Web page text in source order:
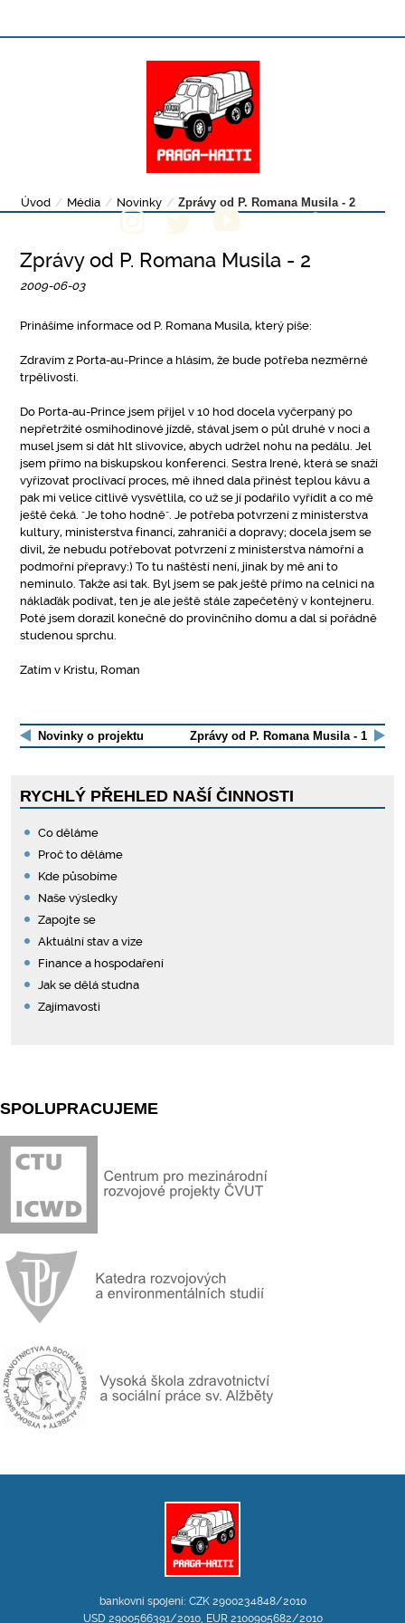
Úvod / Média / Novinky / Zprávy od P. Romana Musila - 2
Zprávy od P. Romana Musila - 2
2009-06-03
Prinášíme informace od P. Romana Musila, který píše:
Zdravím z Porta-au-Prince a hlásím, že bude potřeba nezměrné
trpělivosti.
Do Porta-au-Prince jsem přijel v 10 hod docela vyčerpaný po
nepřetržité osmihodinové jízdě, stával jsem o půl druhé v noci a
musel jsem si dát hlt slivovice, abych udržel nohu na pedálu. Jel
jsem přímo na biskupskou konferenci. Sestra Irené, která se snaží
vyřizovat proclívací proces, mě ihned dala přinést teplou kávu a
pak mi velice citlivě vysvětlila, co už se jí podařilo vyřídit a co mě
ještě čeká. "Je toho hodně". Je potřeba potvrzení z ministerstva
kultury, ministerstva financí, zahraničí a dopravy; docela jsem se
divil, že nebudu potřebovat potvrzení z ministerstva námořní a
podmořní přepravy:) To tu naštěstí není, jinak by mě ani to
neminulo. Takže asi tak. Byl jsem se pak ještě přímo na celnici na
náklaďák podívat, ten je ale ještě stále zapečetěný v kontejneru.
Poté jsem dorazil konečně do provinčního domu a dal si pořádně
studenou sprchu.
Zatím v Kristu, Roman
Novinky o projektu Zprávy od P. Romana Musila - 1
RYCHLÝ PŘEHLED NAŠÍ ČINNOSTI
Co děláme
Proč to děláme
Kde působíme
Naše výsledky
Zapojte se
Aktuální stav a vize
Finance a hospodaření
Jak se dělá studna
Zajímavosti
SPOLUPRACUJEME
bankovní spojení: CZK 2900234848/2010
USD 2900566391/2010, EUR 2100905682/2010